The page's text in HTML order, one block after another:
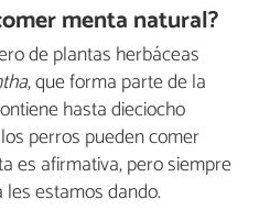
menta natural?
de plantas herbáceas
, que forma parte de la
hasta dieciocho
perros pueden comer
es afirmativa, pero siempre
estamos dando.